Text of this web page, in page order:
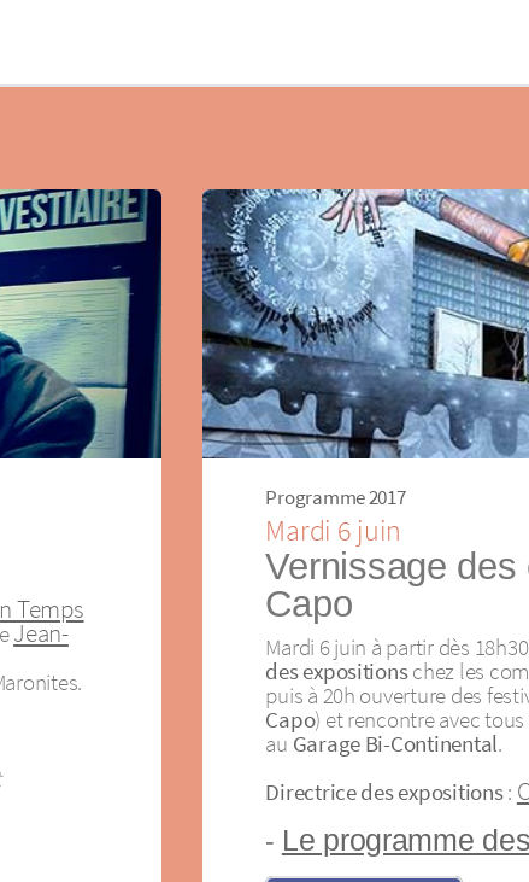
Temps
Jean-
Programme 2017
Mardi 6 juin
Vernissage
Capo
Mardi 6 juin à partir dès
des expositionschez les
puis à 20h ouverture des
Capo) et rencontre avec
au Garage Bi-Continental.
Directrice des expositions:
- Le programme